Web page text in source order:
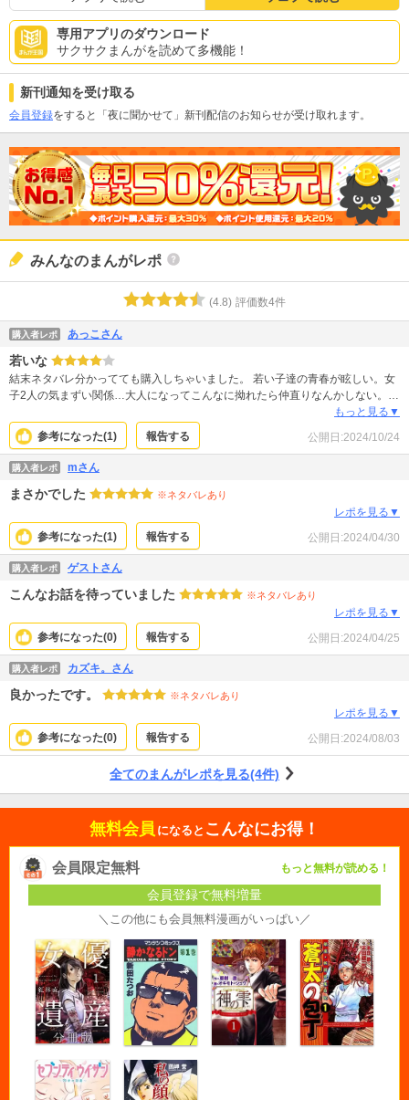
専用アプリのダウンロード
サクサクまんがを読めて多機能！
新刊通知を受け取る
会員登録をすると「夜に聞かせて」新刊配信のお知らせが受け取れます。
みんなのまんがレポ
(4.8) 評価数4件
購入者レポ あっこさん
若いな
結末ネタバレ分かってても購入しちゃいました。 若い子達の青春が眩しい。女
子2人の気まずい関係…大人になってこんなに拗れたら仲直りなんかしない。有
り得なくもない、若い子だからこそする謎のぶつかり合いの友情がリアル。 そ
して恋の自覚がないまま別の人の告白に流されてその恋をダメにしてしまった
のもあるよねぇ！あるよねぇ！って心を乱しながら共感もしちゃう。 おばさん
でも楽しめました。
もっと見る▼
参考になった(1) 報告する 公開日:2024/10/24
購入者レポ mさん
まさかでした ※ネタバレあり
レポを見る▼
参考になった(1) 報告する 公開日:2024/04/30
購入者レポ ゲストさん
こんなお話を待っていました ※ネタバレあり
レポを見る▼
参考になった(0) 報告する 公開日:2024/04/25
購入者レポ カズキ。さん
良かったです。 ※ネタバレあり
レポを見る▼
参考になった(0) 報告する 公開日:2024/08/03
全てのまんがレポを見る(4件)
無料会員 になると こんなにお得！
会員限定無料 もっと無料が読める！
会員登録で無料増量
＼この他にも会員無料漫画がいっぱい／